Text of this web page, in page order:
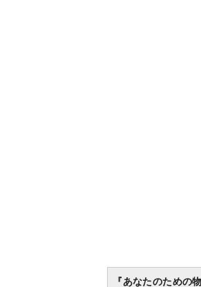
『あなたのための物